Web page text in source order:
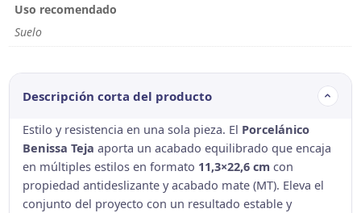
Uso recomendado
Suelo
Descripción corta del producto
Estilo y resistencia en una sola pieza. El Porcelánico
Benissa Teja aporta un acabado equilibrado que encaja
en múltiples estilos en formato 11,3×22,6 cm con
propiedad antideslizante y acabado mate (MT). Eleva el
conjunto del proyecto con un resultado estable y